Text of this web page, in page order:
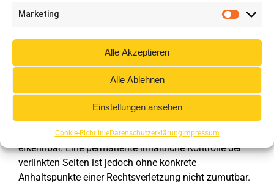
Marketing
Alle Akzeptieren
Alle Ablehnen
Einstellungen ansehen
Cookie-RichtlinieDatenschutzerklärungImpressum
Unser Angebot enthält Links zu externen Webseiten
keine Gewähr übernehmen. Für die Inhalte der
verlinkten Seiten ist stets der jeweilige Anbieter oder
Seiten wurden zum Zeitpunkt der Verlinkung auf
mögliche Rechtsverstöße überprüft. Rechtswidrige
Inhalte waren zum Zeitpunkt der Verlinkung nicht
erkennbar.Eine permanente inhaltliche Kontrolle der
verlinkten Seiten ist jedoch ohne konkrete
Anhaltspunkte einer Rechtsverletzung nicht zumutbar.